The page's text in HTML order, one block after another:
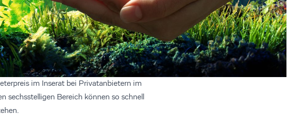
im Inserat bei Privatanbietern im
Bereich können so schnell